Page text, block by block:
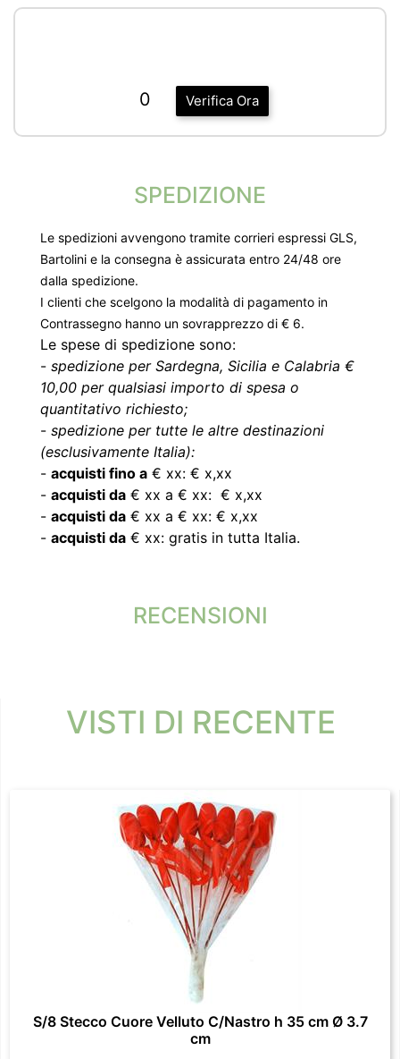
Verifica Ora
0
SPEDIZIONE
Le spedizioni avvengono tramite corrieri espressi GLS,
Bartolini e la consegna è assicurata entro 24/48 ore
dalla spedizione.
I clienti che scelgono la modalità di pagamento in
Contrassegno hanno un sovrapprezzo di € 6.
Le spese di spedizione sono:
- spedizione per Sardegna, Sicilia e Calabria €
10,00 per qualsiasi importo di spesa o
quantitativo richiesto;
- spedizione per tutte le altre destinazioni
(esclusivamente Italia):
- acquisti fino a € xx: € x,xx
- acquisti da € xx a € xx: € x,xx
- acquisti da € xx a € xx: € x,xx
- acquisti da € xx: gratis in tutta Italia.
RECENSIONI
VISTI DI RECENTE
S/8 Stecco Cuore Velluto C/Nastro h 35 cm Ø 3.7
cm